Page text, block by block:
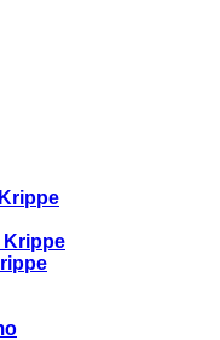
Krippe